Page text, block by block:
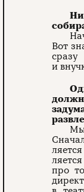
Вот
и
Мы
про